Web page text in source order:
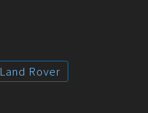
Land Rover